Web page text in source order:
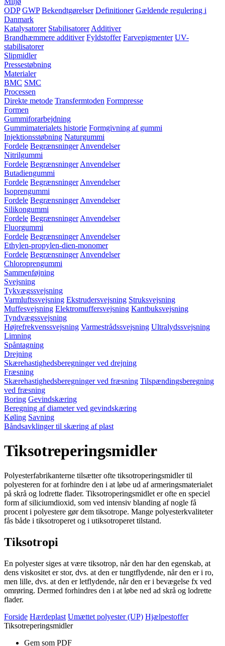
ODP GWP Bekendtgørelser Definitioner Gældende regulering i
Danmark
Katalysatorer Stabilisatorer Additiver
Brandhæmmere additiver Fyldstoffer Farvepigmenter UV-
stabilisatorer
Slipmidler
Pressestøbning
Materialer
BMC SMC
Processen
Direkte metode Transfermtoden Formpresse
Formen
Gummiforarbejdning
Gummimaterialets historie Formgivning af gummi
Injektionsstøbning Naturgummi
Fordele Begrænsninger Anvendelser
Nitrilgummi
Fordele Begrænsninger Anvendelser
Butadiengummi
Fordele Begrænsninger Anvendelser
Isoprengummi
Fordele Begrænsninger Anvendelser
Silikongummi
Fordele Begrænsninger Anvendelser
Fluorgummi
Fordele Begrænsninger Anvendelser
Ethylen-propylen-dien-monomer
Fordele Begrænsninger Anvendelser
Chloroprengummi
Sammenføjning
Svejsning
Tykvægssvejsning
Varmluftssvejsning Ekstrudersvejsning Struksvejsning
Muffesvejsning Elektromuffersvejsning Kantbuksvejsning
Tyndvægssvejsning
Højrefrekvenssvejsning Varmestrådssvejsning Ultralydssvejsning
Limning
Spåntagning
Drejning
Skærehastighedsberegninger ved drejning
Fræsning
Skærehastighedsberegninger ved fræsning Tilspændingsberegning
ved fræsning
Boring Gevindskæring
Beregning af diameter ved gevindskæring
Køling Savning
Båndsavklinger til skæring af plast
Tiksotreperingsmidler
Polyesterfabrikanterne tilsætter ofte tiksotroperingsmidler til
polyesteren for at forhindre den i at løbe ud af armeringsmaterialet
på skrå og lodrette flader. Tikso­troperingsmidlet er ofte en speciel
form af siliciumdioxid, som ved intensiv blanding af nogle få
procent i polyestere gør dem tiksotrope. Mange polyesterkvaliteter
fås både i tiksotroperet og i utiksotroperet tilstand.
Tiksotropi
En polyester siges at være tiksotrop, når den har den egenskab, at
dens viskositet er stor, dvs. at den er tungtflydende, når den er i ro,
men lille, dvs. at den er letflydende, når den er i bevægelse fx ved
omrøring. Dermed forhindres den i at løbe ned ad skrå og lodrette
flader.
Forside Hærdeplast Umættet polyester (UP) Hjælpestoffer
Tiksotreperingsmidler
Gem som PDF